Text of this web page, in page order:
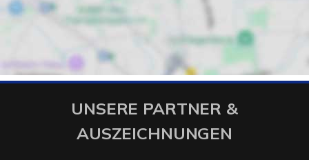
UNSERE PARTNER &
AUSZEICHNUNGEN